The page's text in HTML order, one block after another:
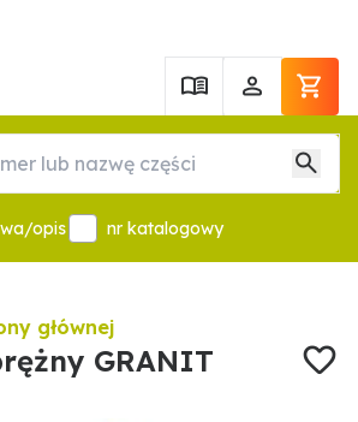
opis nr katalogowy
głównej
GRANIT